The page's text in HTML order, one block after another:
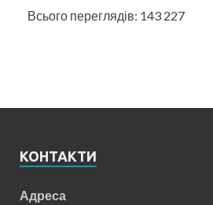
Всього переглядів: 143 227
КОНТАКТИ
Адреса